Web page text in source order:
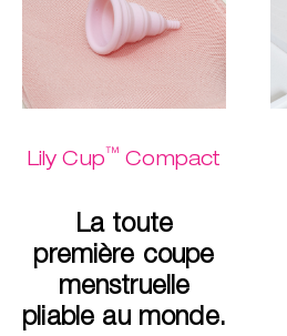
Lily Cup™ Compact
La toute
première coupe
menstruelle
pliable au monde.